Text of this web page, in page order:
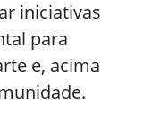
iniciativas
para
e, acima